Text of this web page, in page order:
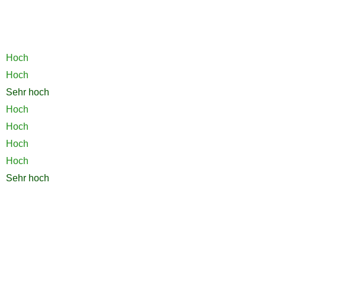
Hoch
Hoch
Sehr hoch
Hoch
Hoch
Hoch
Hoch
Sehr hoch